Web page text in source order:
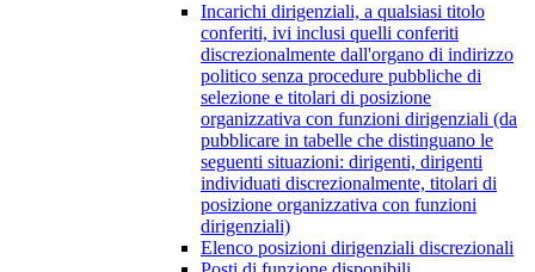
Incarichi dirigenziali, a qualsiasi titolo
conferiti, ivi inclusi quelli conferiti
discrezionalmente dall'organo di indirizzo
politico senza procedure pubbliche di
selezione e titolari di posizione
organizzativa con funzioni dirigenziali (da
pubblicare in tabelle che distinguano le
seguenti situazioni: dirigenti, dirigenti
individuati discrezionalmente, titolari di
posizione organizzativa con funzioni
dirigenziali)
Elenco posizioni dirigenziali discrezionali